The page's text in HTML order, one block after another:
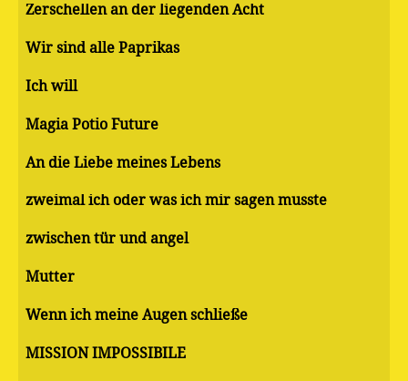
Zerschellen an der liegenden Acht
Wir sind alle Paprikas
Ich will
Magia Potio Future
An die Liebe meines Lebens
zweimal ich oder was ich mir sagen musste
zwischen tür und angel
Mutter
Wenn ich meine Augen schließe
MISSION IMPOSSIBILE